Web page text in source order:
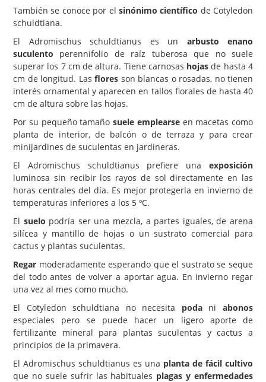
Árboles y Palmeras
Arbustos y Trepadoras
Cactus y Suculentas
También se conoce por el sinónimo científico de Cotyledon
schuldtiana.
El Adromischus schuldtianus es un arbusto enano
suculento perennifolio de raíz tuberosa que no suele
superar los 7 cm de altura. Tiene carnosas hojas de hasta 4
cm de longitud. Las flores son blancas o rosadas, no tienen
interés ornamental y aparecen en tallos florales de hasta 40
cm de altura sobre las hojas.
Por su pequeño tamaño suele emplearseen macetas como
planta de interior, de balcón o de terraza y para crear
minijardines de suculentas en jardineras.
El Adromischus schuldtianus prefiere una exposición
luminosa sin recibir los rayos de sol directamente en las
horas centrales del día. Es mejor protegerla en invierno de
temperaturas inferiores a los 5 ºC.
El suelo podría ser una mezcla, a partes iguales, de arena
silícea y mantillo de hojas o un sustrato comercial para
cactus y plantas suculentas.
Regar moderadamente esperando que el sustrato se seque
del todo antes de volver a aportar agua. En invierno regar
una vez al mes como mucho.
El Cotyledon schuldtiana no necesita podaniabonos
especiales pero se puede hacer un ligero aporte de
fertilizante mineral para plantas suculentas y cactus a
principios de la primavera.
El Adromischus schuldtianus es una planta de fácil cultivo
que no suele sufrir las habituales plagas y enfermedades